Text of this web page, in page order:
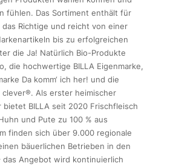
fühlen. Das Sortiment enthält für
Richtige und reicht von einer
bis zu erfolgreichen
die Ja! Natürlich Bio-Produkte
die hochwertige BILLA Eigenmarke,
Da komm‘ ich her! und die
clever®. Als erster heimischer
bietet BILLA seit 2020 Frischfleisch
und Pute zu 100 % aus
finden sich über 9.000 regionale
bäuerlichen Betrieben in den
das Angebot wird kontinuierlich